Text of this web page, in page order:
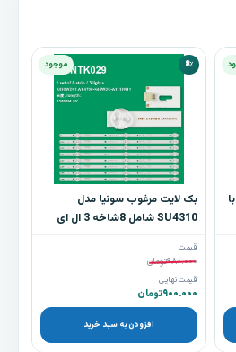
بک لایت مرغوب سامسونگ 40K با
8٪ موجود
بک لایت مرغوب سونیا مدل
SU4310 شامل 8شاخه 3 ال ای
قیمت
۹۸۰.۰۰۰تومان
قیمت نهایی
۹۰۰.۰۰۰تومان
افزودن به سبد خرید